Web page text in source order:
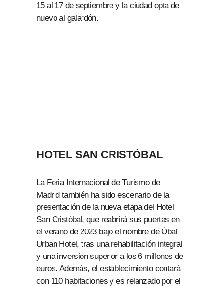
15 al 17 de septiembre y la ciudad opta de
nuevo al galardón.
HOTEL SAN CRISTÓBAL
La Feria Internacional de Turismo de
Madrid también ha sido escenario de la
presentación de la nueva etapa del Hotel
San Cristóbal, que reabrirá sus puertas en
el verano de 2023 bajo el nombre de Óbal
Urban Hotel, tras una rehabilitación integral
y una inversión superior a los 6 millones de
euros. Además, el establecimiento contará
con 110 habitaciones y es relanzado por el